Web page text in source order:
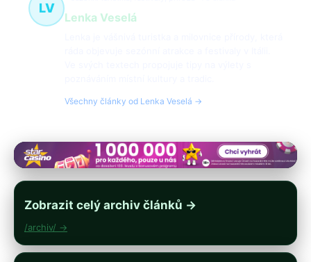
LV
Lenka Veselá
Všechny články od Lenka Veselá →
Zobrazit celý archiv článků →
/archiv/ →